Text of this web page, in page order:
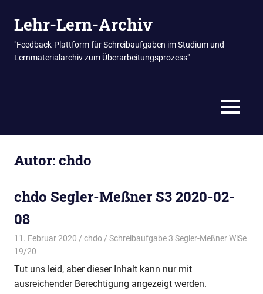
InhaltLehr-Lern-Archiv
"Feedback-Plattform für Schreibaufgaben im Studium und
Lernmaterialarchiv zum Überarbeitungsprozess"
MENÜ
Autor:chdo
chdo Segler-Meßner S3 2020-02-
08
11. Februar 2020 chdo
Schreibaufgabe 3 Segler-Meßner WiSe
19/20
Tut uns leid, aber dieser Inhalt kann nur mit
ausreichender Berechtigung angezeigt werden.